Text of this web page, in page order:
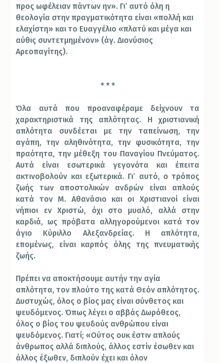
προς ωφέλειαν πάντων ην». Γι’ αυτό όλη η
θεολογία στην πραγματικότητα είναι «πολλή και
ελαχίστη» και το Ευαγγέλιο «πλατύ και μέγα και
αύθις συντετμημένον» (άγ. Διονύσιος
Αρεοπαγίτης).
* * *
Όλα αυτά που προαναφέραμε δείχνουν τα
χαρακτηριστικά της απλότητας. Η χριστιανική
απλότητα συνδέεται με την ταπείνωση, την
αγάπη, την αληθινότητα, την φυσικότητα, την
πραότητα, την μέθεξη του Παναγίου Πνεύματος.
Αυτά είναι εσωτερικά γεγονότα και έπειτα
ακτινοβολούν και εξωτερικά. Γι’ αυτό, ο τρόπος
ζωής των αποστολικών ανδρών είναι απλούς
κατά τον Μ. Αθανάσιο και οι Χριστιανοί είναι
νήπιοι εν Χριστώ, όχι στο μυαλό, αλλά στην
καρδιά, ως πρόβατα αλληγορούμενοι κατά τον
άγιο Κύριλλο Αλεξανδρείας. Η απλότητα,
επομένως, είναι καρπός όλης της πνευματικής
ζωής.
Πρέπει να αποκτήσουμε αυτήν την αγία
απλότητα, τον πλούτο της κατά Θεόν απλότητος.
Δυστυχώς, όλος ο βίος μας είναι σύνθετος και
ψευδόμενος. Όπως λέγει ο αββάς Δωρόθεος,
όλος ο βίος του ψευδούς ανθρώπου είναι
ψευδόμενος. Γιατί; «Ούτος ουκ έστιν απλούς
άνθρωπος αλλά διπλούς, άλλος εστίν έσωθεν και
άλλος έξωθεν, διπλούν έχει και όλον